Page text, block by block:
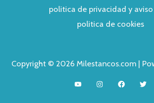
politica de privacidad y
politica de cookies
Copyright © 2026 Milestancos.com |